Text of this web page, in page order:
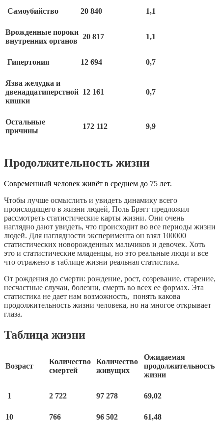
Самоубийство 20 840 1,1
Врожденные пороки
внутренних органов
20 817 1,1
Гипертония 12 694 0,7
Язва желудка и
двенадцатиперстной
кишки
12 161 0,7
Остальные
причины
172 112 9,9
Продолжительность жизни
Современный человек живёт в среднем до 75 лет.
Чтобы лучше осмыслить и увидеть динамику всего
происходящего в жизни людей, Поль Брэгг предложил
рассмотреть статистические карты жизни. Они очень
наглядно дают увидеть, что происходит во все периоды жизни
людей. Для наглядности эксперимента он взял 100000
статистических новорожденных мальчиков и девочек. Хоть
это и статистические младенцы, но это реальные люди и все
что отражено в таблице жизни реальная статистика.
От рождения до смерти: рождение, рост, созревание, старение,
несчастные случаи, болезни, смерть во всех ее формах. Эта
статистика не дает нам возможность, понять какова
продолжительность жизни человека, но на многое открывает
глаза.
Таблица жизни
Возраст
Количество
смертей
Количество
живущих
Ожидаемая
продолжительность
жизни
1 2 722 97 278 69,02
10 766 96 502 61,48